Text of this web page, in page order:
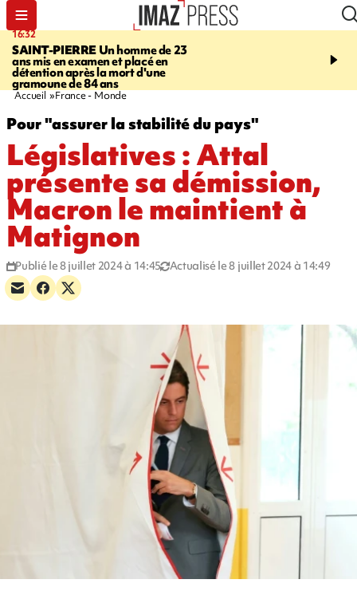
16:32
SAINT-PIERREUn homme de 23
ans mis en examen et placé en
détention après la mort d'une
gramoune de 84 ans
21:08
et Turquie scellent un
Accueil France - Monde
Pour "assurer la stabilité du pays"
Législatives : Attal
présente sa démission,
Macron le maintient à
Matignon
Publié le 8 juillet 2024 à 14:45 Actualisé le 8 juillet 2024 à 14:49